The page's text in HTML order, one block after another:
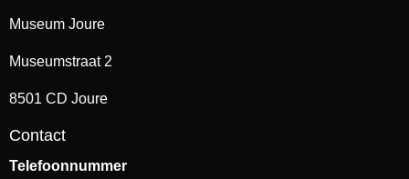
Museum Joure
Museumstraat 2
8501 CD Joure
Contact
Telefoonnummer